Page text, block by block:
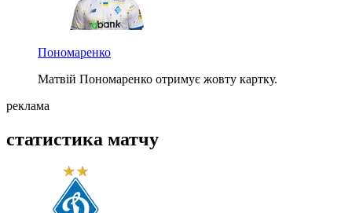
Пономаренко
Матвій Пономаренко отримує жовту картку.
реклама
статистика матчу